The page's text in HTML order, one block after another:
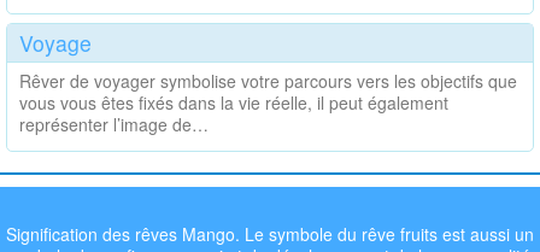
Voyage
Rêver de voyager symbolise votre parcours vers les objectifs que
vous vous êtes fixés dans la vie réelle, il peut également
représenter l’image de…
Signification des rêves Mango. Le symbole du rêve fruits est aussi un